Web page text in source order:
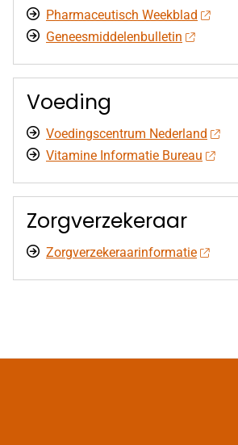
Pharmaceutisch Weekblad
Geneesmiddelenbulletin
Voeding
Voedingscentrum Nederland
Vitamine Informatie Bureau
Zorgverzekeraar
Zorgverzekeraarinformatie